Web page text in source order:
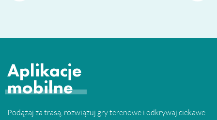
Aplikacje
mobilne
Podążaj za trasą, rozwiązuj gry terenowe i odkrywaj ciekawe